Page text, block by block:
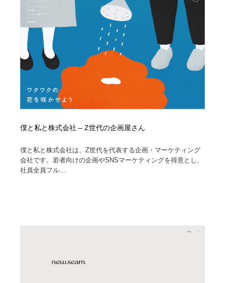
僕と私と株式会社 – Z世代の企画屋さん
僕と私と株式会社は、Z世代を代表する企画・マーケティング
会社です。若者向けの企画やSNSマーケティングを得意とし、
社員全員フル...